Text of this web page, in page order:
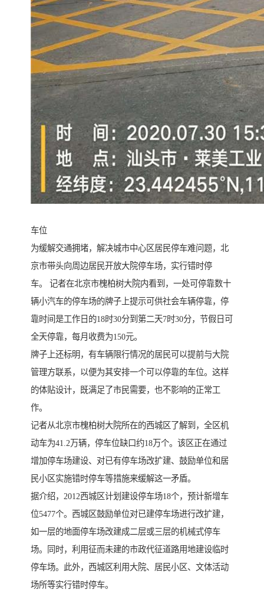
车位
为缓解交通拥堵，解决城市中心区居民停车难问题，北
京市带头向周边居民开放大院停车场，实行错时停
车。 记者在北京市槐柏树大院内看到，一处可停靠数十
辆小汽车的停车场的牌子上提示可供社会车辆停靠，停
靠时间是工作日的18时30分到第二天7时30分，节假日可
全天停靠，每月收费为150元。
牌子上还标明，有车辆限行情况的居民可以提前与大院
管理方联系，以便为其安排一个可以停靠的车位。这样
的体贴设计，既满足了市民需要，也不影响的正常工
作。
记者从北京市槐柏树大院所在的西城区了解到，全区机
动车为41.2万辆，停车位缺口约18万个。该区正在通过
增加停车场建设、对已有停车场改扩建、鼓励单位和居
民小区实施错时停车等措施来缓解这一矛盾。
据介绍，2012西城区计划建设停车场18个，预计新增车
位5477个。西城区鼓励单位对已建停车场进行改扩建，
如一层的地面停车场改建成二层或三层的机械式停车
场。同时，利用征而未建的市政代征道路用地建设临时
停车场。此外，西城区利用大院、居民小区、文体活动
场所等实行错时停车。